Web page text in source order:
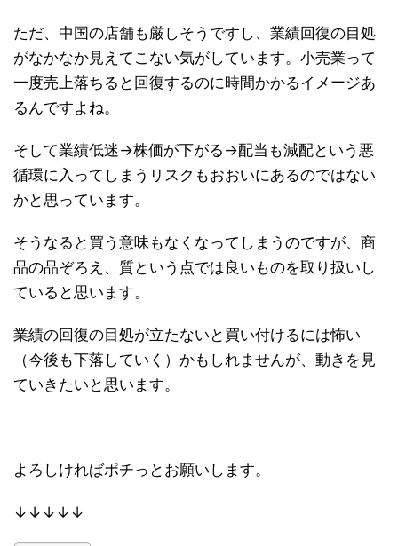
ただ、中国の店舗も厳しそうですし、業績回復の目処
がなかなか見えてこない気がしています。小売業って
一度売上落ちると回復するのに時間かかるイメージあ
るんですよね。
そして業績低迷→株価が下がる→配当も減配という悪
循環に入ってしまうリスクもおおいにあるのではない
かと思っています。
そうなると買う意味もなくなってしまうのですが、商
品の品ぞろえ、質という点では良いものを取り扱いし
ていると思います。
業績の回復の目処が立たないと買い付けるには怖い
（今後も下落していく）かもしれませんが、動きを見
ていきたいと思います。
よろしければポチっとお願いします。
↓↓↓↓↓